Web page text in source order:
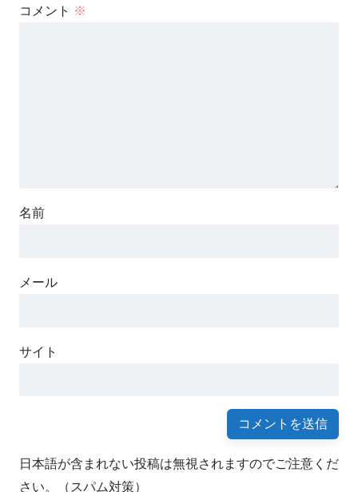
コメント ※
名前
メール
サイト
日本語が含まれない投稿は無視されますのでご注意くだ
さい。（スパム対策）